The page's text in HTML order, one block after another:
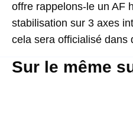
offre rappelons-le un AF
stabilisation sur 3 axes
cela sera officialisé dans
Sur le même